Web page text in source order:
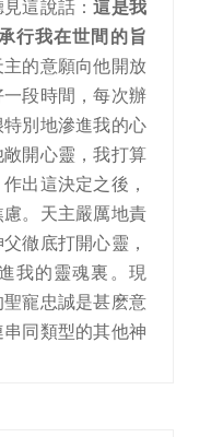
這說話：這是我
行我在世間的旨
的意願向他開放
段時間，每次辦
別地滲進我的心
開心靈，我打算
出這決定之後，
。天主嚴厲地責
徹底打開心靈，
我的靈魂裏。現
寵忠誠是甚麽意
同類型的其他神